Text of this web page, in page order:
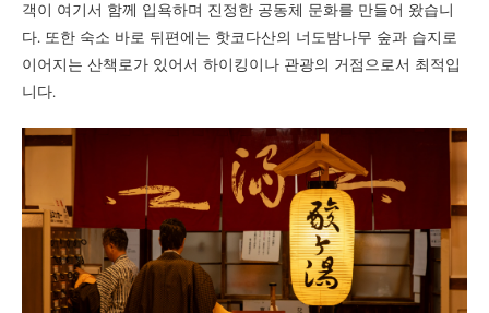
객이 여기서 함께 입욕하며 진정한 공동체 문화를 만들어 왔습니
다. 또한 숙소 바로 뒤편에는 핫코다산의 너도밤나무 숲과 습지로
이어지는 산책로가 있어서 하이킹이나 관광의 거점으로서 최적입
니다.